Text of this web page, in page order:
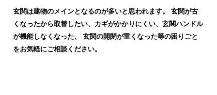
玄関は建物のメインとなるのが多いと思われます。 玄関が古
くなったから取替したい、カギがかかりにくい、玄関ハンドル
が機能しなくなった、 玄関の開閉が重くなった等の困りごと
をお気軽にご相談ください。